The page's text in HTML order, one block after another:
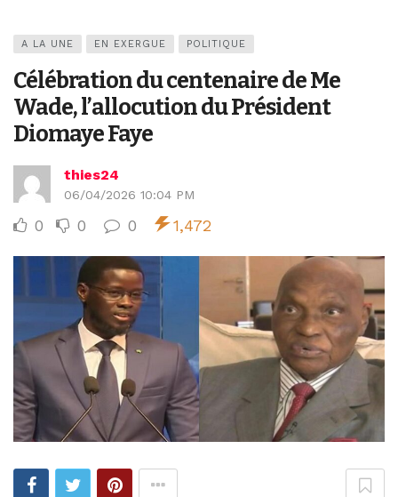
A LA UNE EN EXERGUE POLITIQUE
Célébration du centenaire de Me
Wade, l’allocution du Président
Diomaye Faye
thies24
06/04/2026 10:04 PM
0 0 0 1,472